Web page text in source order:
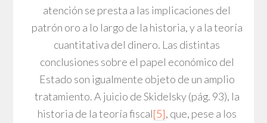
atención se presta a las implicaciones del
patrón oro a lo largo de la historia, y a la teoría
cuantitativa del dinero. Las distintas
conclusiones sobre el papel económico del
Estado son igualmente objeto de un amplio
tratamiento. A juicio de Skidelsky (pág. 93), la
historia de la teoría fiscal[5], que, pese a los